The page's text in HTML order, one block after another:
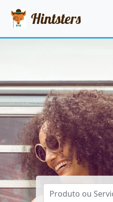
Hintsters